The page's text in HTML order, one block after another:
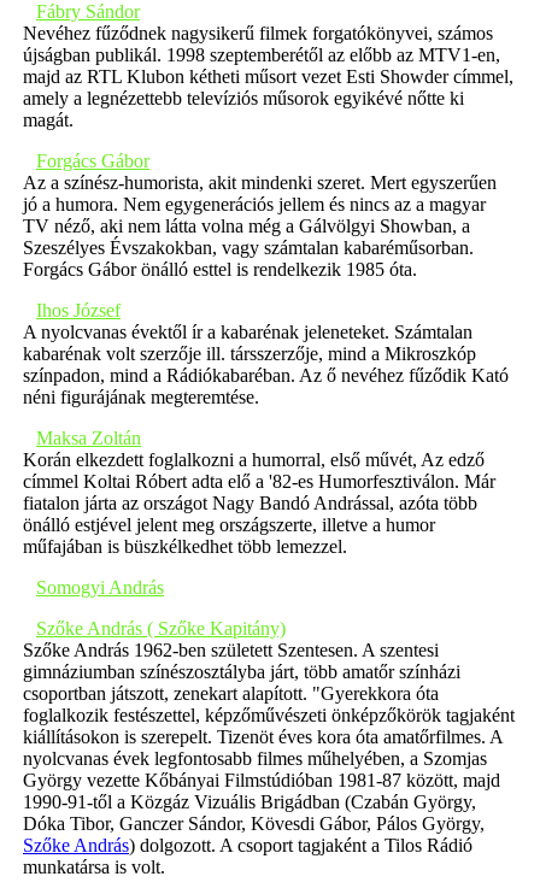
Fábry Sándor
Nevéhez fűződnek nagysikerű filmek forgatókönyvei, számos
újságban publikál. 1998 szeptemberétől az előbb az MTV1-en,
majd az RTL Klubon kétheti műsort vezet Esti Showder címmel,
amely a legnézettebb televíziós műsorok egyikévé nőtte ki
magát.
Forgács Gábor
Az a színész-humorista, akit mindenki szeret. Mert egyszerűen
jó a humora. Nem egygenerációs jellem és nincs az a magyar
TV néző, aki nem látta volna még a Gálvölgyi Showban, a
Szeszélyes Évszakokban, vagy számtalan kabaréműsorban.
Forgács Gábor önálló esttel is rendelkezik 1985 óta.
Ihos József
A nyolcvanas évektől ír a kabarénak jeleneteket. Számtalan
kabarénak volt szerzője ill. társszerzője, mind a Mikroszkóp
színpadon, mind a Rádiókabaréban. Az ő nevéhez fűződik Kató
néni figurájának megteremtése.
Maksa Zoltán
Korán elkezdett foglalkozni a humorral, első művét, Az edző
címmel Koltai Róbert adta elő a '82-es Humorfesztiválon. Már
fiatalon járta az országot Nagy Bandó Andrással, azóta több
önálló estjével jelent meg országszerte, illetve a humor
műfajában is büszkélkedhet több lemezzel.
Somogyi András
Szőke András ( Szőke Kapitány)
Szőke András 1962-ben született Szentesen. A szentesi
gimnáziumban színészosztályba járt, több amatőr színházi
csoportban játszott, zenekart alapított. "Gyerekkora óta
foglalkozik festészettel, képzőművészeti önképzőkörök tagjaként
kiállításokon is szerepelt. Tizenöt éves kora óta amatőrfilmes. A
nyolcvanas évek legfontosabb filmes műhelyében, a Szomjas
György vezette Kőbányai Filmstúdióban 1981-87 között, majd
1990-91-től a Közgáz Vizuális Brigádban (Czabán György,
Dóka Tibor, Ganczer Sándor, Kövesdi Gábor, Pálos György,
Szőke András) dolgozott. A csoport tagjaként a Tilos Rádió
munkatársa is volt.